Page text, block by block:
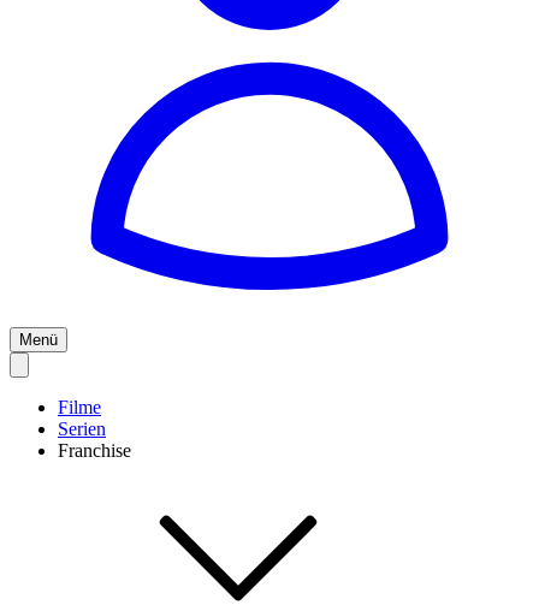
Menü
Filme
Serien
Franchise